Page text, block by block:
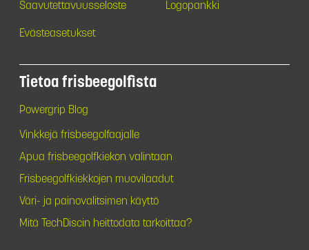
Saavutettavuusseloste Logopankki
Evästeasetukset
Tietoa frisbeegolfista
Powergrip Blog
Vinkkejä frisbeegolfaajalle
Apua frisbeegolfkiekon valintaan
Frisbeegolfkiekkojen muovilaadut
Väri- ja painovalitsimen käyttö
Mitä TechDiscin heittodata tarkoittaa?